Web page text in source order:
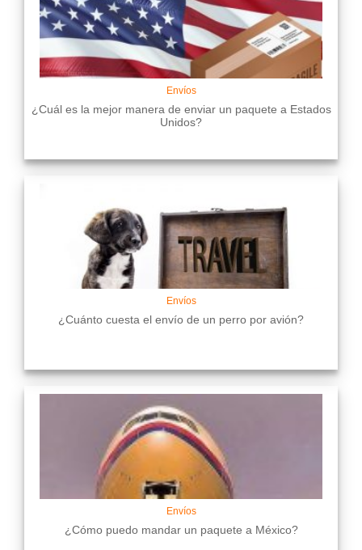
Envíos
¿Cuál es la mejor manera de enviar un paquete a Estados
Unidos?
Envíos
¿Cuánto cuesta el envío de un perro por avión?
Envíos
¿Cómo puedo mandar un paquete a México?